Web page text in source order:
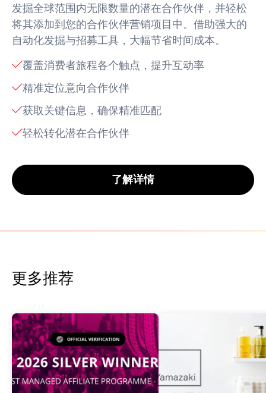
发掘全球范围内无限数量的潜在合作伙伴，并轻松
将其添加到您的合作伙伴营销项目中。借助强大的
自动化发掘与招募工具，大幅节省时间成本。
覆盖消费者旅程各个触点，提升互动率
精准定位意向合作伙伴
获取关键信息，确保精准匹配
轻松转化潜在合作伙伴
了解详情
更多推荐